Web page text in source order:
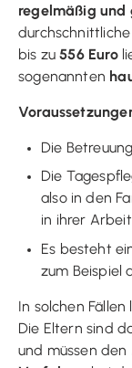
regelmäßig
bis zu556 Euro
sogenannten
Die
Die
also in den
in ihrer
Es besteht
zum Beispiel
In solchen
Die Eltern sind
und müssen